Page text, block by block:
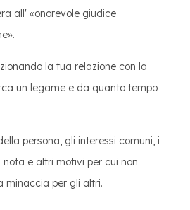
all' «onorevole giudice
la tua relazione con la
un legame e da quanto tempo
persona, gli interessi comuni, i
e altri motivi per cui non
minaccia per gli altri.